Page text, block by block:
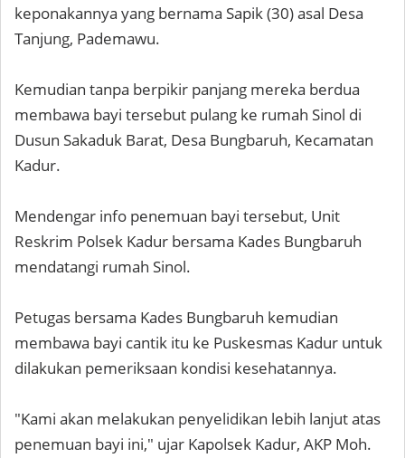
keponakannya yang bernama Sapik (30) asal Desa
Tanjung, Pademawu.
Kemudian tanpa berpikir panjang mereka berdua
membawa bayi tersebut pulang ke rumah Sinol di
Dusun Sakaduk Barat, Desa Bungbaruh, Kecamatan
Kadur.
Mendengar info penemuan bayi tersebut, Unit
Reskrim Polsek Kadur bersama Kades Bungbaruh
mendatangi rumah Sinol.
Petugas bersama Kades Bungbaruh kemudian
membawa bayi cantik itu ke Puskesmas Kadur untuk
dilakukan pemeriksaan kondisi kesehatannya.
"Kami akan melakukan penyelidikan lebih lanjut atas
penemuan bayi ini," ujar Kapolsek Kadur, AKP Moh.